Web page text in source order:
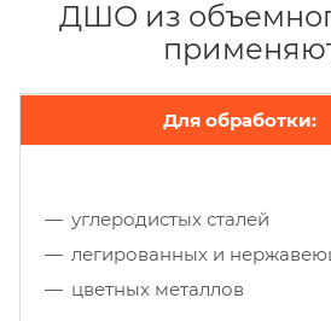
ДШО из
Для обработки:
углеродистых сталей
легированных и
цветных металлов